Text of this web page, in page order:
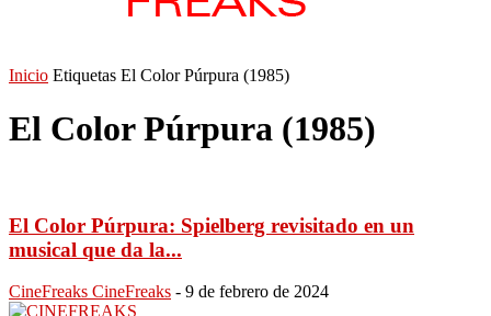
Inicio Etiquetas El Color Púrpura (1985)
El Color Púrpura (1985)
El Color Púrpura: Spielberg revisitado en un
musical que da la...
CineFreaks CineFreaks - 9 de febrero de 2024